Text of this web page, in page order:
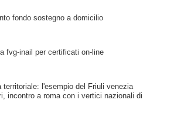
fondo sostegno a domicilio
fvg-inail per certificati on-line
l'esempio del Friuli venezia
incontro a roma con i vertici nazionali di